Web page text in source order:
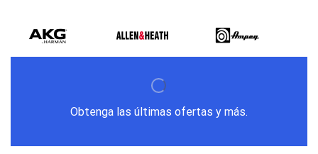
Obtenga las últimas ofertas y más.